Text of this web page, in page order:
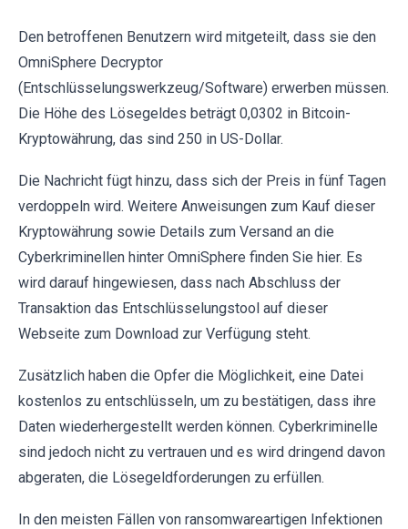
Den betroffenen Benutzern wird mitgeteilt, dass sie den
OmniSphere Decryptor
(Entschlüsselungswerkzeug/Software) erwerben müssen.
Die Höhe des Lösegeldes beträgt 0,0302 in Bitcoin-
Kryptowährung, das sind 250 in US-Dollar.
Die Nachricht fügt hinzu, dass sich der Preis in fünf Tagen
verdoppeln wird. Weitere Anweisungen zum Kauf dieser
Kryptowährung sowie Details zum Versand an die
Cyberkriminellen hinter OmniSphere finden Sie hier. Es
wird darauf hingewiesen, dass nach Abschluss der
Transaktion das Entschlüsselungstool auf dieser
Webseite zum Download zur Verfügung steht.
Zusätzlich haben die Opfer die Möglichkeit, eine Datei
kostenlos zu entschlüsseln, um zu bestätigen, dass ihre
Daten wiederhergestellt werden können. Cyberkriminelle
sind jedoch nicht zu vertrauen und es wird dringend davon
abgeraten, die Lösegeldforderungen zu erfüllen.
In den meisten Fällen von ransomwareartigen Infektionen